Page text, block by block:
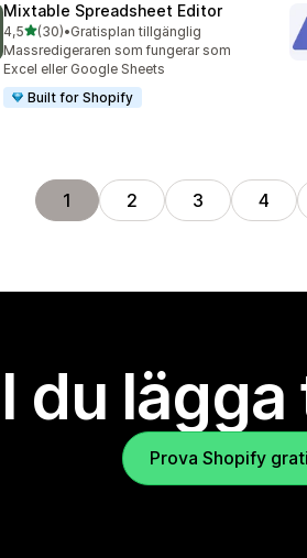
Mixtable Spreadsheet Editor
4,5av 5 stjärnor
(30)
30 recensioner totalt
•Gratisplan tillgänglig
Massredigeraren som fungerar som
Excel eller Google Sheets
Built for Shopify
1 2 3 4
du lägga
Prova Shopify